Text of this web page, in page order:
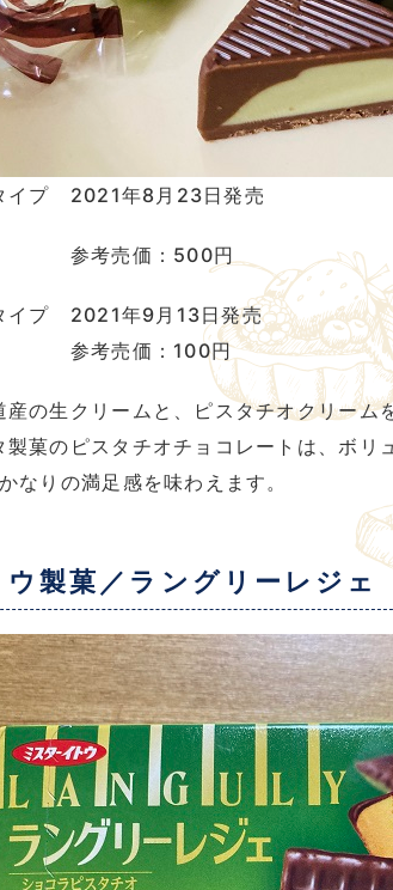
イプ 2021年8月23日発売
売価：500円
イプ 2021年9月13日発売
売価：100円
産の生クリームと、ピスタチオクリーム
製菓のピスタチオチョコレートは、ボリ
なりの満足感を味わえます。
ウ製菓／ラングリーレジ